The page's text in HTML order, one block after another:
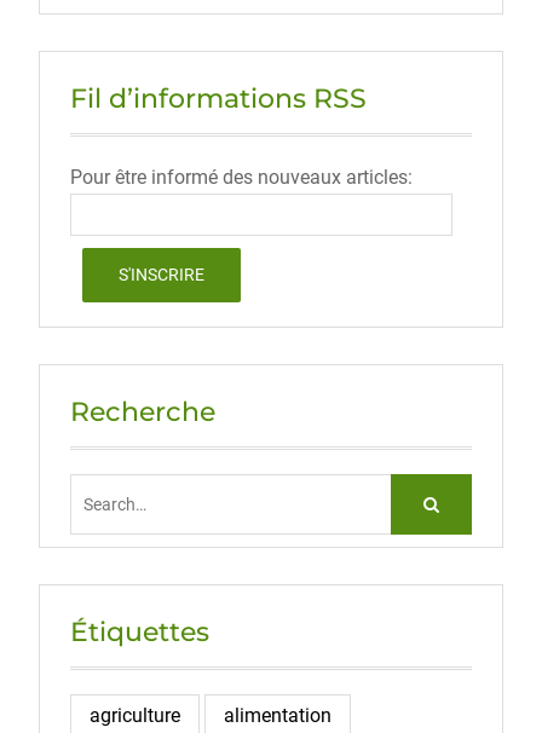
Fil d’informations RSS
Pour être informé des nouveaux articles:
Recherche
Étiquettes
agriculture alimentation